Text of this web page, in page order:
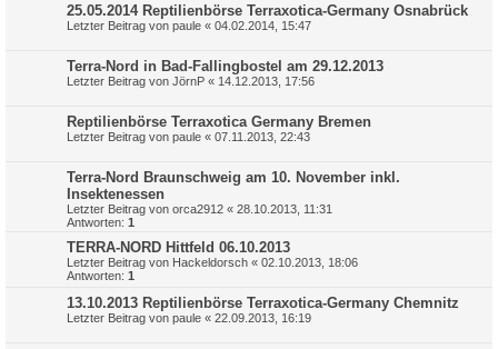
25.05.2014 Reptilienbörse Terraxotica-Germany Osnabrück
Letzter Beitrag von paule « 04.02.2014, 15:47
Terra-Nord in Bad-Fallingbostel am 29.12.2013
Letzter Beitrag von JörnP « 14.12.2013, 17:56
Reptilienbörse Terraxotica Germany Bremen
Letzter Beitrag von paule « 07.11.2013, 22:43
Terra-Nord Braunschweig am 10. November inkl.
Insektenessen
Letzter Beitrag von orca2912 « 28.10.2013, 11:31
Antworten: 1
TERRA-NORD Hittfeld 06.10.2013
Letzter Beitrag von Hackeldorsch « 02.10.2013, 18:06
Antworten: 1
13.10.2013 Reptilienbörse Terraxotica-Germany Chemnitz
Letzter Beitrag von paule « 22.09.2013, 16:19